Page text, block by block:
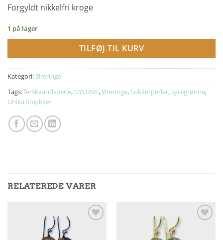
Forgyldt nikkelfri kroge
1 på lager
TILFØJ TIL KURV
Kategori: Øreringe
Tags:ferskvandsperle, GYLDNE, Øreringe, Sukkerperler, syregrønne,
Unika Smykker
RELATEREDE VARER